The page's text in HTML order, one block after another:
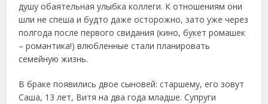
душу обаятельная улыбка коллеги. К отношениям они
шли не спеша и будто даже осторожно, зато уже через
полгода после первого свидания (кино, букет ромашек
– романтика!) влюбленные стали планировать
семейную жизнь.
В браке появились двое сыновей: старшему, его зовут
Саша, 13 лет, Витя на два года младше. Супруги